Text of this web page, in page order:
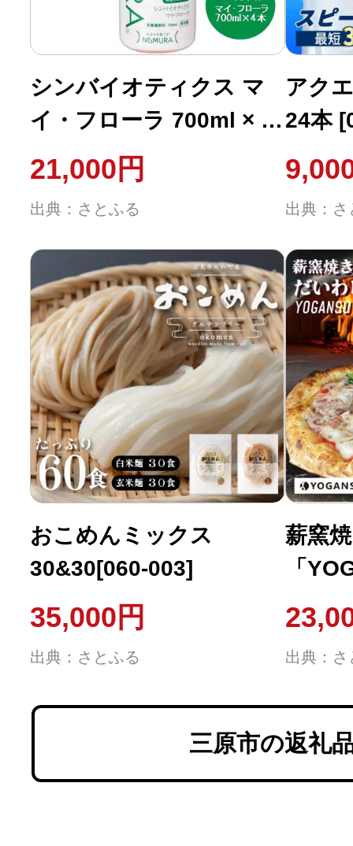
よくあるご質問
問い合わせ
シンバイオティクス マ
イ・フローラ 700ml × 4
本 4週間分 野村乳業
[104-002]
21,000円
出典：さとふる
アク
24本
出典：さ
おこめんミックス
30&30[060-003]
35,000円
出典：さとふる
薪窯
「
(だい
場の
出典：さ
三原市の返礼